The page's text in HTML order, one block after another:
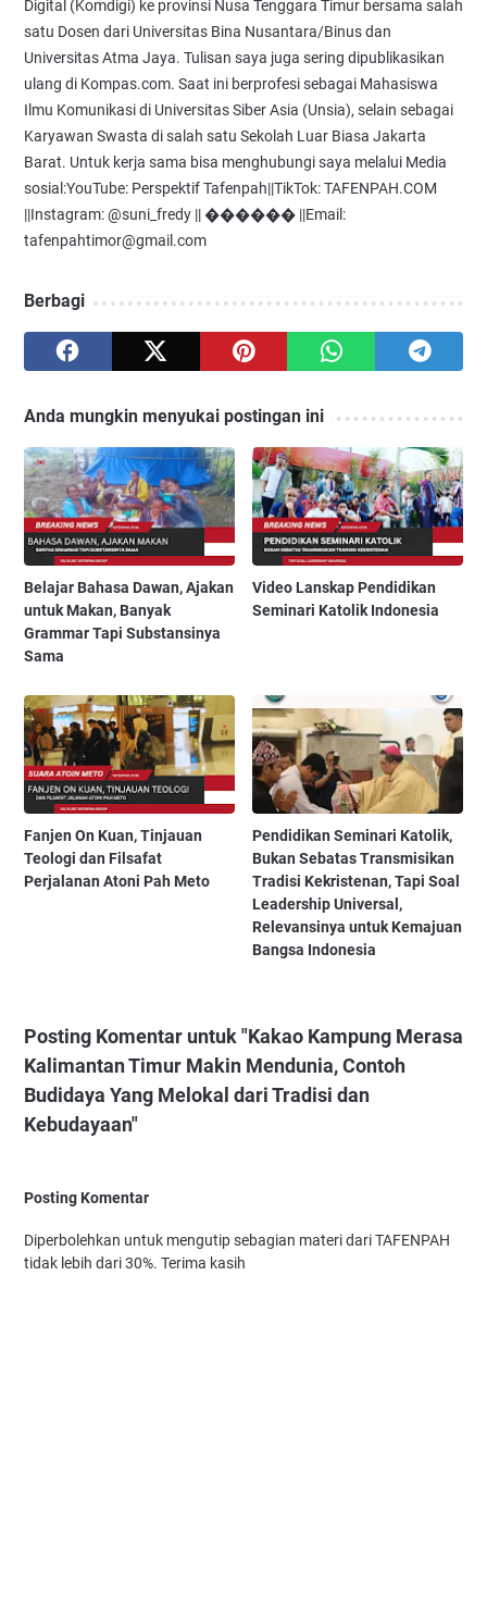
Digital (Komdigi) ke provinsi Nusa Tenggara Timur bersama salah
satu Dosen dari Universitas Bina Nusantara/Binus dan
Universitas Atma Jaya. Tulisan saya juga sering dipublikasikan
ulang di Kompas.com. Saat ini berprofesi sebagai Mahasiswa
Ilmu Komunikasi di Universitas Siber Asia (Unsia), selain sebagai
Karyawan Swasta di salah satu Sekolah Luar Biasa Jakarta
Barat. Untuk kerja sama bisa menghubungi saya melalui Media
sosial:YouTube: Perspektif Tafenpah||TikTok: TAFENPAH.COM
||Instagram: @suni_fredy || ������ ||Email:
tafenpahtimor@gmail.com
Berbagi
Anda mungkin menyukai postingan ini
Belajar Bahasa Dawan, Ajakan
untuk Makan, Banyak
Grammar Tapi Substansinya
Sama
Video Lanskap Pendidikan
Seminari Katolik Indonesia
Fanjen On Kuan, Tinjauan
Teologi dan Filsafat
Perjalanan Atoni Pah Meto
Pendidikan Seminari Katolik,
Bukan Sebatas Transmisikan
Tradisi Kekristenan, Tapi Soal
Leadership Universal,
Relevansinya untuk Kemajuan
Bangsa Indonesia
Posting Komentar untuk "Kakao Kampung Merasa
Kalimantan Timur Makin Mendunia, Contoh
Budidaya Yang Melokal dari Tradisi dan
Kebudayaan"
Posting Komentar
Diperbolehkan untuk mengutip sebagian materi dari TAFENPAH
tidak lebih dari 30%. Terima kasih